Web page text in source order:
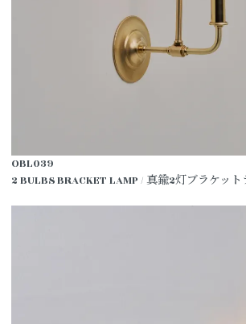
OBL039
2 BULBS BRACKET LAMP / 真鍮2灯ブラケッ